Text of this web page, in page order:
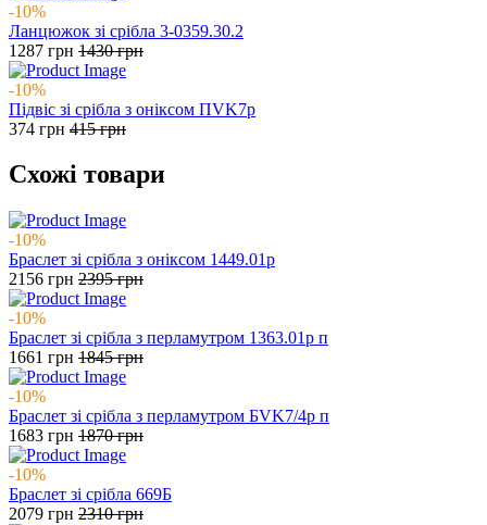
-10%
Ланцюжок зі срібла 3-0359.30.2
1287 грн 1430грн
-10%
Підвіс зі срібла з оніксом ПVK7р
374 грн 415грн
Схожі товари
-10%
Браслет зі срібла з оніксом 1449.01р
2156 грн 2395грн
-10%
Браслет зі срібла з перламутром 1363.01р п
1661 грн 1845грн
-10%
Браслет зі срібла з перламутром БVK7/4р п
1683 грн 1870грн
-10%
Браслет зі срібла 669Б
2079 грн 2310грн